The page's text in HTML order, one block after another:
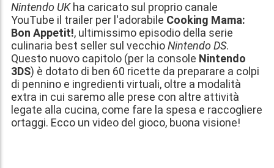
Nintendo UKha caricato sul proprio canale
YouTube il trailer per l'adorabile Cooking Mama:
Bon Appetit!, ultimissimo episodio della serie
culinaria best seller sul vecchioNintendo DS.
Questo nuovo capitolo (per la console Nintendo
3DS) è dotato di ben 60 ricette da preparare a colpi
di pennino e ingredienti virtuali, oltre a modalità
extra in cui saremo alle prese con altre attività
legate alla cucina, come fare la spesa e raccogliere
ortaggi. Ecco un video del gioco, buona visione!